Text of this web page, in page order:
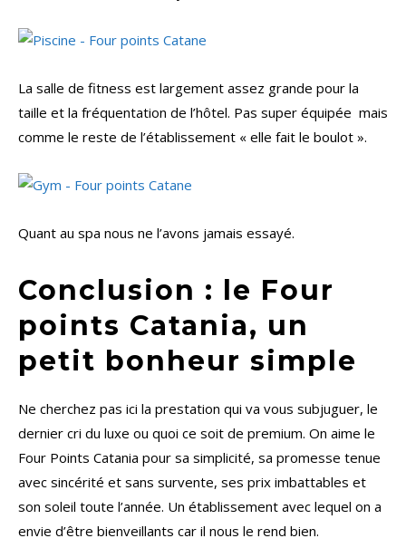
La salle de fitness est largement assez grande pour la
taille et la fréquentation de l’hôtel. Pas super équipée mais
comme le reste de l’établissement « elle fait le boulot ».
Quant au spa nous ne l’avons jamais essayé.
Conclusion : le Four
points Catania, un
petit bonheur simple
Ne cherchez pas ici la prestation qui va vous subjuguer, le
dernier cri du luxe ou quoi ce soit de premium. On aime le
Four Points Catania pour sa simplicité, sa promesse tenue
avec sincérité et sans survente, ses prix imbattables et
son soleil toute l’année. Un établissement avec lequel on a
envie d’être bienveillants car il nous le rend bien.